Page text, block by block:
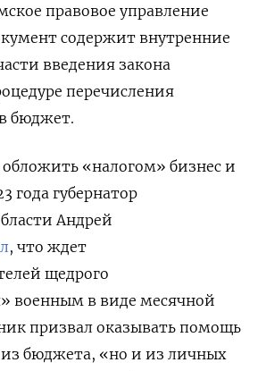
правовое управление
содержит внутренние
введения закона
перечисления
бюджет.
«налогом» бизнес и
года губернатор
Андрей
, что ждет
щедрого
военным в виде месячной
призвал оказывать помощь
бюджета, «но и из личных